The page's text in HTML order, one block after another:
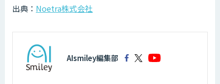
出典： Noetra株式会社
AIsmiley編集部